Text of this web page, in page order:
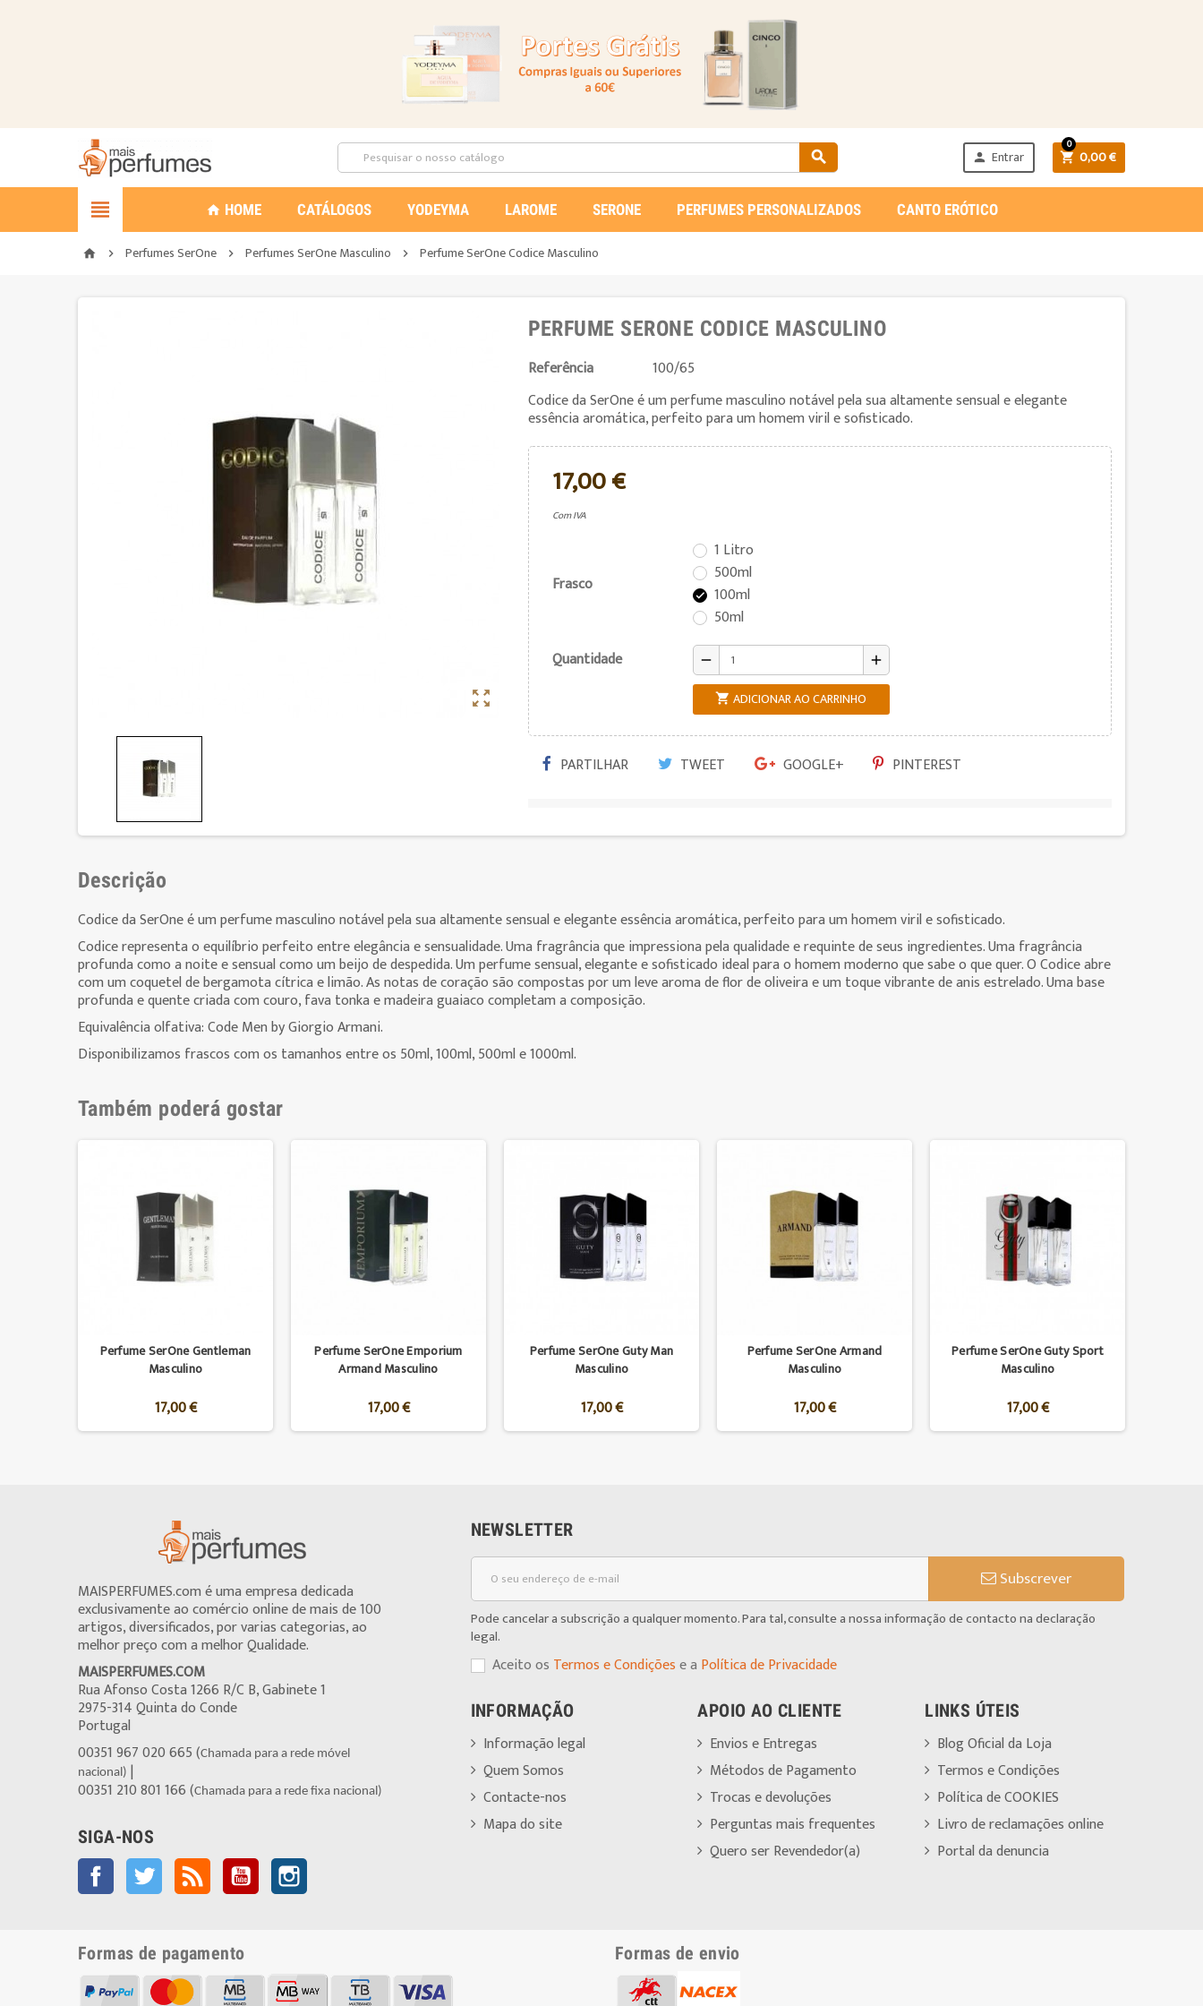
  Entrar  0,00 €
0
 home HOME CATÁLOGOS YODEYMA LAROME SERONE PERFUMES PERSONALIZADOS CANTO ERÓTICO
home  Perfumes SerOne  Perfumes SerOne Masculino  Perfume SerOne Codice Masculino

PERFUME SERONE CODICE MASCULINO
Referência
100/65
Codice da SerOne é um perfume masculino notável pela sua altamente sensual e elegante
essência aromática, perfeito para um homem viril e sofisticado.
17,00 €
Com IVA
Frasco
1 Litro
500ml

100ml
50ml
Quantidade
remove add
 ADICIONAR AO CARRINHO
PARTILHAR TWEET GOOGLE+ PINTEREST
Descrição
Codice da SerOne é um perfume masculino notável pela sua altamente sensual e elegante essência aromática, perfeito para um homem viril e sofisticado.
Codice representa o equilíbrio perfeito entre elegância e sensualidade. Uma fragrância que impressiona pela qualidade e requinte de seus ingredientes. Uma fragrância
profunda como a noite e sensual como um beijo de despedida. Um perfume sensual, elegante e sofisticado ideal para o homem moderno que sabe o que quer. O Codice abre
com um coquetel de bergamota cítrica e limão. As notas de coração são compostas por um leve aroma de flor de oliveira e um toque vibrante de anis estrelado. Uma base
profunda e quente criada com couro, fava tonka e madeira guaiaco completam a composição.
Equivalência olfativa: Code Men by Giorgio Armani.
Disponibilizamos frascos com os tamanhos entre os 50ml, 100ml, 500ml e 1000ml.
Também poderá gostar
Perfume SerOne Gentleman
Masculino
17,00 €
Perfume SerOne Emporium
Armand Masculino
17,00 €
Perfume SerOne Guty Man
Masculino
17,00 €
Perfume SerOne Armand
Masculino
17,00 €
Perfume SerOne Guty Sport
Masculino
17,00 €
MAISPERFUMES.com é uma empresa dedicada
exclusivamente ao comércio online de mais de 100
artigos, diversificados, por varias categorias, ao
melhor preço com a melhor Qualidade.
MAISPERFUMES.COM
Rua Afonso Costa 1266 R/C B, Gabinete 1
2975-314 Quinta do Conde
Portugal
00351 967 020 665 (Chamada para a rede móvel
nacional) |
00351 210 801 166 (Chamada para a rede fixa nacional)
SIGA-NOS
Facebook Twitter Rss YouTube
NEWSLETTER
Subscrever
Pode cancelar a subscrição a qualquer momento. Para tal, consulte a nossa informação de contacto na declaração
legal.
Aceito os Termos e Condiçõese a Política de Privacidade
INFORMAÇÃO
Informação legal
Quem Somos
Contacte-nos
Mapa do site
APOIO AO CLIENTE
Envios e Entregas
Métodos de Pagamento
Trocas e devoluções
Perguntas mais frequentes
Quero ser Revendedor(a)
LINKS ÚTEIS
Blog Oficial da Loja
Termos e Condições
Política de COOKIES
Livro de reclamações online
Portal da denuncia
Formas de pagamento Formas de envio